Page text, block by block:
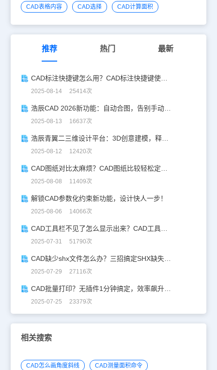
CAD表格内容 CAD选择 CAD计算面积
推荐 热门 最新
CAD标注快捷键怎么用？CAD标注快捷键使用教程
2025-08-14 25414次
浩辰CAD 2026新功能：自动合图，告别手动拼图！
2025-08-13 16637次
浩辰青翼二三维设计平台：3D创意建模，释放创意生产力！
2025-08-12 12420次
2025-08-08 11409次
解锁CAD参数化约束新功能，设计快人一步！
2025-08-06 14066次
CAD工具栏不见了怎么显示出来？CAD工具栏恢复指南
2025-07-31 51790次
CAD缺少shx文件怎么办？三招搞定SHX缺失难题
2025-07-29 27116次
CAD批量打印？无插件1分钟搞定，效率飙升90%！
2025-07-25 23379次
相关搜索
CAD怎么画角度斜线 CAD测量面积命令